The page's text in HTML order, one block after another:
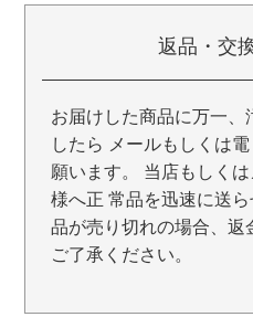
返品・交
お届けした商品に万一、
したら メールもしくは
願います。 当店もしく
様へ正 常品を迅速に送
品が売り切れの場合、返
ご了承ください。